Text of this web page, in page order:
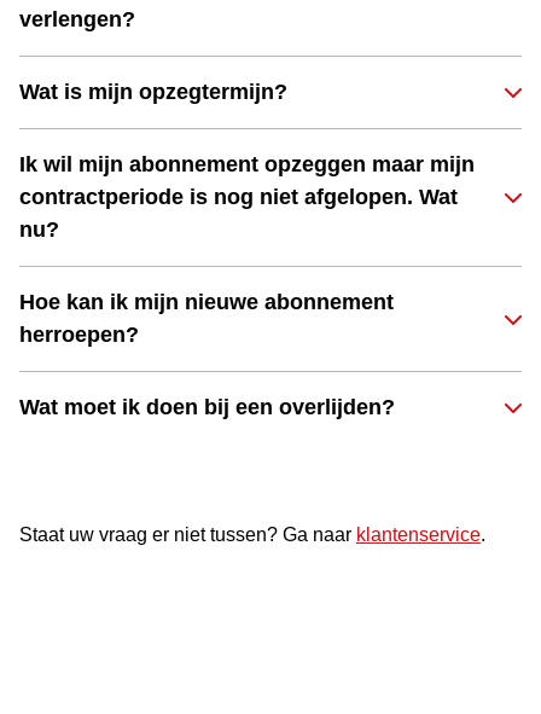
verlengen?
Wat is mijn opzegtermijn?
Ik wil mijn abonnement opzeggen maar mijn
contractperiode is nog niet afgelopen. Wat
nu?
Hoe kan ik mijn nieuwe abonnement
herroepen?
Wat moet ik doen bij een overlijden?
Staat uw vraag er niet tussen? Ga naar klantenservice.